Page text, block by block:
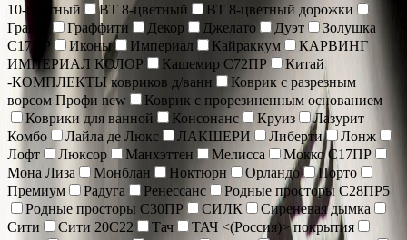
10-цветный
ВТ 8-цветный
ВТ 8-цветный дорожки
Гранат
Граффити Декор Джелато Дуэт
Золушка
С17ПР
Иконы Империал Кайраккум
КАРВИНГ
ИМПЕРИАЛ КОЛОР
Кашемир С72ПР
Китай
-КОМПЛЕКТЫ ковриков д/ванн
Коврик c разрезным
ворсом Профи new
Коврик с прорезиненным основанием
Коврики для ванной
Консонанс Круиз
Лазурит
Комбо
Лайла де Люкс ЛАКШЕРИ Либерти
Лонж
Лофт
Люксор Манхэттен Мелисса
Мокко С17ПР
Мона Лиза
Монблан Ноктюрн Орландо
Порто
Премиум
Радуга Ренессанс
Родные просторы С28ПР5
Родные просторы С30ПР
СИЛК
Сиреневая дымка
Сити
Сити 20С22 Тач
ТАЧ <(Россия)> покрытия